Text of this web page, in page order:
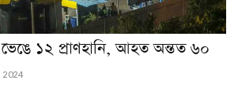
ভেঙে ১২ প্রাণহানি, আহত অন্তত ৬০
2024